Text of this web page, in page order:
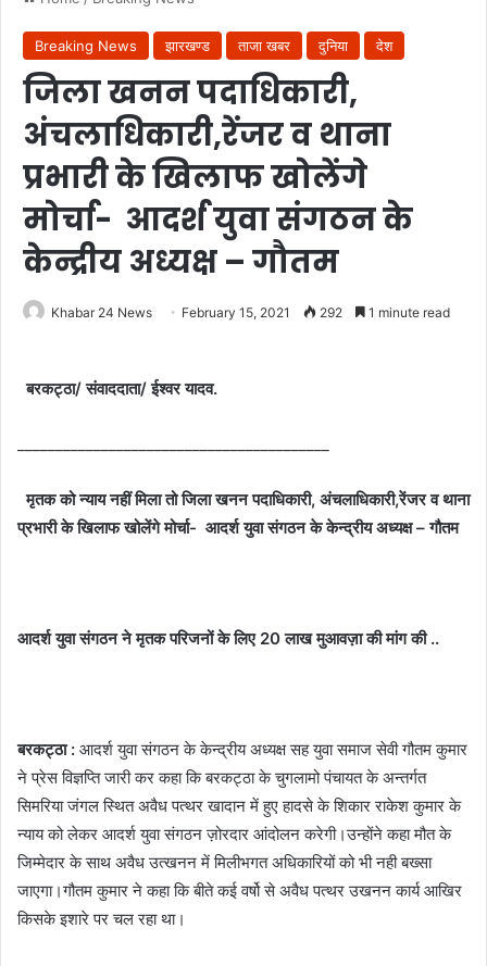
Breaking News झारखण्ड ताजा खबर दुनिया देश
जिला खनन पदाधिकारी,
अंचलाधिकारी,रेंजर व थाना
प्रभारी के खिलाफ खोलेंगे
मोर्चा- आदर्श युवा संगठन के
केन्द्रीय अध्यक्ष – गौतम
Khabar 24 News February 15, 2021 292 1 minute read
बरकट्ठा/ संवाददाता/ ईश्वर यादव.
मृतक को न्याय नहीं मिला तो जिला खनन पदाधिकारी, अंचलाधिकारी,रेंजर व थाना
प्रभारी के खिलाफ खोलेंगे मोर्चा- आदर्श युवा संगठन के केन्द्रीय अध्यक्ष – गौतम
आदर्श युवा संगठन ने मृतक परिजनों के लिए 20 लाख मुआवज़ा की मांग की ..
बरकट्ठा : आदर्श युवा संगठन के केन्द्रीय अध्यक्ष सह युवा समाज सेवी गौतम कुमार
ने प्रेस विज्ञप्ति जारी कर कहा कि बरकट्ठा के चुगलामो पंचायत के अन्तर्गत
सिमरिया जंगल स्थित अवैध पत्थर खादान में हुए हादसे के शिकार राकेश कुमार के
न्याय को लेकर आदर्श युवा संगठन ज़ोरदार आंदोलन करेगी।उन्होंने कहा मौत के
जिम्मेदार के साथ अवैध उत्खनन में मिलीभगत अधिकारियों को भी नही बख्सा
जाएगा।गौतम कुमार ने कहा कि बीते कई वर्षो से अवैध पत्थर उखनन कार्य आखिर
किसके इशारे पर चल रहा था।